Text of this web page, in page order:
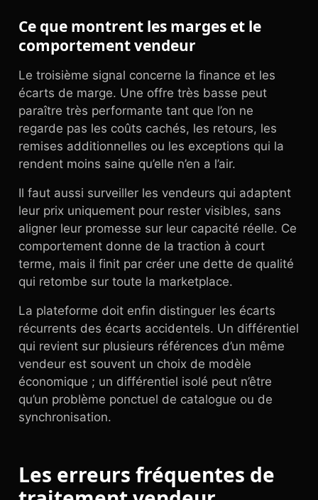
Ce que montrent les marges et le
comportement vendeur
Le troisième signal concerne la finance et les
écarts de marge. Une offre très basse peut
paraître très performante tant que l’on ne
regarde pas les coûts cachés, les retours, les
remises additionnelles ou les exceptions qui la
rendent moins saine qu’elle n’en a l’air.
Il faut aussi surveiller les vendeurs qui adaptent
leur prix uniquement pour rester visibles, sans
aligner leur promesse sur leur capacité réelle. Ce
comportement donne de la traction à court
terme, mais il finit par créer une dette de qualité
qui retombe sur toute la marketplace.
La plateforme doit enfin distinguer les écarts
récurrents des écarts accidentels. Un différentiel
qui revient sur plusieurs références d’un même
vendeur est souvent un choix de modèle
économique ; un différentiel isolé peut n’être
qu’un problème ponctuel de catalogue ou de
synchronisation.
Les erreurs fréquentes de